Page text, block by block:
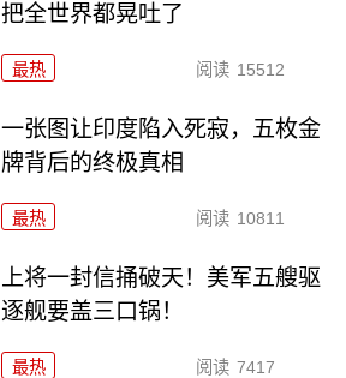
把全世界都晃吐了
最热 阅读 15512
一张图让印度陷入死寂，五枚金
牌背后的终极真相
最热 阅读 10811
上将一封信捅破天！美军五艘驱
逐舰要盖三口锅！
最热 阅读 7417